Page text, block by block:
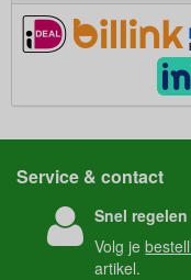
Service & contact
Snel
Volg je
artikel.